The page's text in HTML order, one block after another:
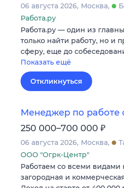
06 августа 2026 Москва
Работа.ру
Работа.ру — один из
только найти работу, но и
сферу, еще до
Показать ещё
Откликнуться
Менеджер по работе
250 000–700 000 ₽
06 августа 2026 Москва
ООО "Огрк-Центр"
Работаем со всеми видами
загородная и